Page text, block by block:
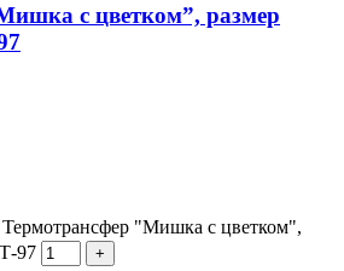
с цветком”, размер
Термотрансфер "Мишка с цветком",
97